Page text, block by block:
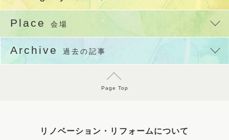
Place 会場
Archive 過去の記事
Page Top
リノベーション・リフォームについて